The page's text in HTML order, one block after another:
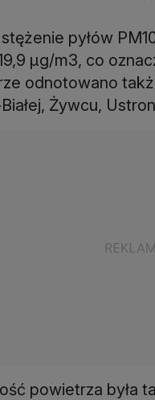
pyłów
µg/m3, co
odnotowano
Żywcu,
powietrza była